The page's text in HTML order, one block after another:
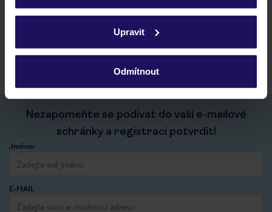
Podrobné informace o souborech cookie naleznete v
ochrany osobních údajů.Upravit
Odmítnout
seznam oblíbených nabídek a možnost jejich sdílení
historie vyhledávání a naposledy zobrazené nabídky
kontakt s TUI a všechny informace o tvé rezervaci v myTUI
Nezapomeňte se podívat do vaší e-mailové
schránky a registraci potvrdit!
Jméno:
E-MAIL